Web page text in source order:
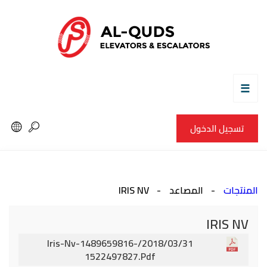
☰
تسجيل الدخول
المنتجات المصاعد IRIS NV
IRIS NV
2018/03/31/iris-Nv-1489659816-
1522497827.pdf